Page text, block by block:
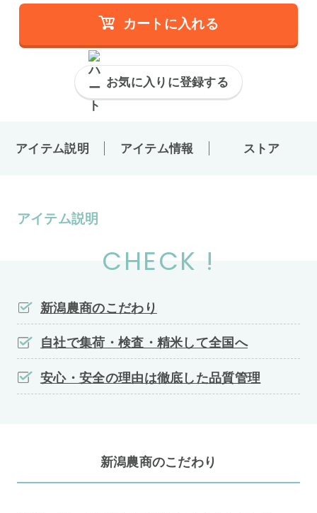
カートに入れる
お気に入りに登録する
アイテム説明 アイテム情報 ストア
アイテム説明
CHECK !
新潟農商のこだわり
自社で集荷・検査・精米して全国へ
安心・安全の理由は徹底した品質管理
新潟農商のこだわり